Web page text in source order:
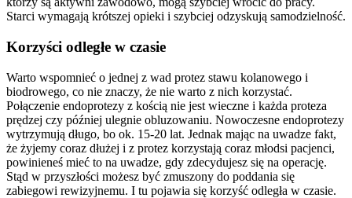
Starci wymagają krótszej opieki i szybciej odzyskują samodzielność.
Korzyści odległe w czasie
Warto wspomnieć o jednej z wad protez stawu kolanowego i
biodrowego, co nie znaczy, że nie warto z nich korzystać.
Połączenie endoprotezy z kością nie jest wieczne i każda proteza
prędzej czy później ulegnie obluzowaniu. Nowoczesne endoprotezy
wytrzymują długo, bo ok. 15-20 lat. Jednak mając na uwadze fakt,
że żyjemy coraz dłużej i z protez korzystają coraz młodsi pacjenci,
powinieneś mieć to na uwadze, gdy zdecydujesz się na operację.
Stąd w przyszłości możesz być zmuszony do poddania się
zabiegowi rewizyjnemu. I tu pojawia się korzyść odległa w czasie.